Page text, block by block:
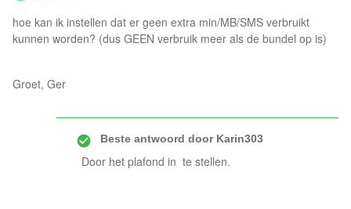
hoe kan ik instellen dat er geen extra min/MB/SMS verbruikt
kunnen worden? (dus GEEN verbruik meer als de bundel op is)
Groet, Ger
Beste antwoord doorKarin303
Door het plafond in te stellen.